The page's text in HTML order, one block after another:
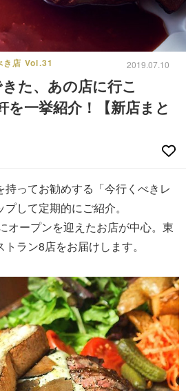
店 Vol.31 2019.07.10
きた、あの店に行こ
を一挙紹介！【新店まと
ってお勧めする「今行くべきレ
して定期的にご紹介。
オープンを迎えたお店が中心。東
ラン8店をお届けします。